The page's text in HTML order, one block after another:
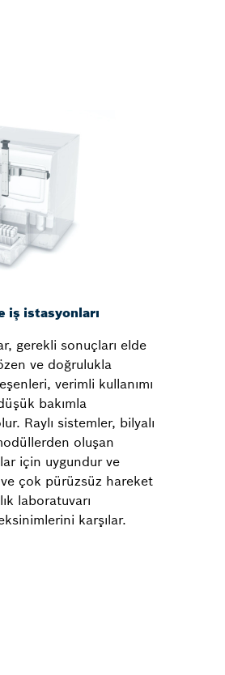
iş istasyonları
gerekli sonuçları elde
ve doğrulukla
verimli kullanımı
bakımla
Raylı sistemler, bilyalı
oluşan
için uygundur ve
çok pürüzsüz hareket
laboratuvarı
karşılar.